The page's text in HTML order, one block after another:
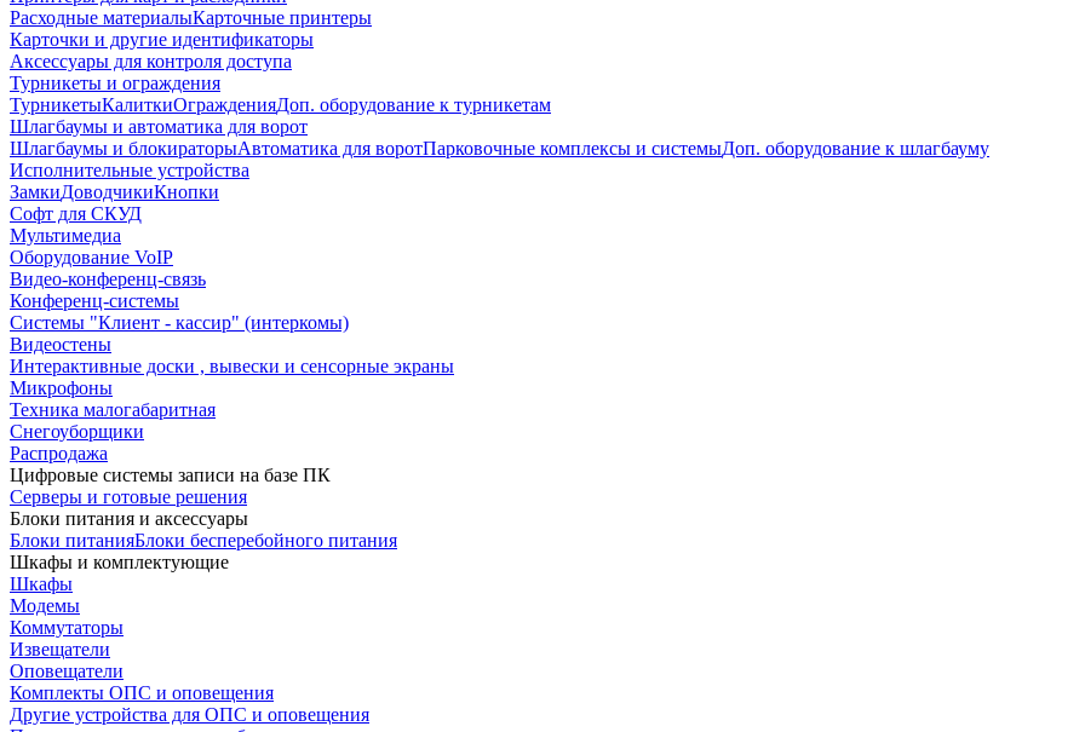
Расходные материалыКарточные принтеры
Карточки и другие идентификаторы
Аксессуары для контроля доступа
Турникеты и ограждения
ТурникетыКалиткиОгражденияДоп. оборудование к турникетам
Шлагбаумы и автоматика для ворот
Шлагбаумы и блокираторыАвтоматика для воротПарковочные комплексы и системыДоп. оборудование к шлагбауму
Исполнительные устройства
ЗамкиДоводчикиКнопки
Софт для СКУД
Мультимедиа
Оборудование VoIP
Видео-конференц-связь
Конференц-системы
Системы "Клиент - кассир" (интеркомы)
Видеостены
Интерактивные доски , вывески и сенсорные экраны
Микрофоны
Техника малогабаритная
Снегоуборщики
Распродажа
Цифровые системы записи на базе ПК
Серверы и готовые решения
Блоки питания и аксессуары
Блоки питанияБлоки бесперебойного питания
Шкафы и комплектующие
Шкафы
Модемы
Коммутаторы
Извещатели
Оповещатели
Комплекты ОПС и оповещения
Другие устройства для ОПС и оповещения